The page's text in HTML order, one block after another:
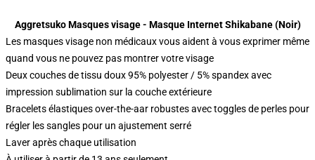
Aggretsuko Masques visage - Masque Internet Shikabane (Noir)
Les masques visage non médicaux vous aident à vous exprimer même
quand vous ne pouvez pas montrer votre visage
Deux couches de tissu doux 95% polyester / 5% spandex avec
impression sublimation sur la couche extérieure
Bracelets élastiques over-the-aar robustes avec toggles de perles pour
régler les sangles pour un ajustement serré
Laver après chaque utilisation